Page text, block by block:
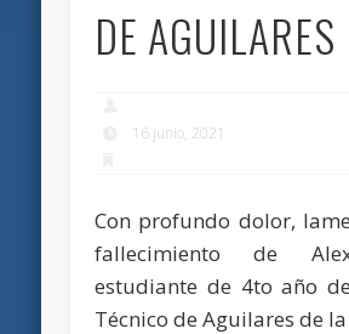
DE AGUILARES
16 junio, 2021
Con profundo dolor,
fallecimiento de
estudiante de 4to año
Técnico de Aguilares de